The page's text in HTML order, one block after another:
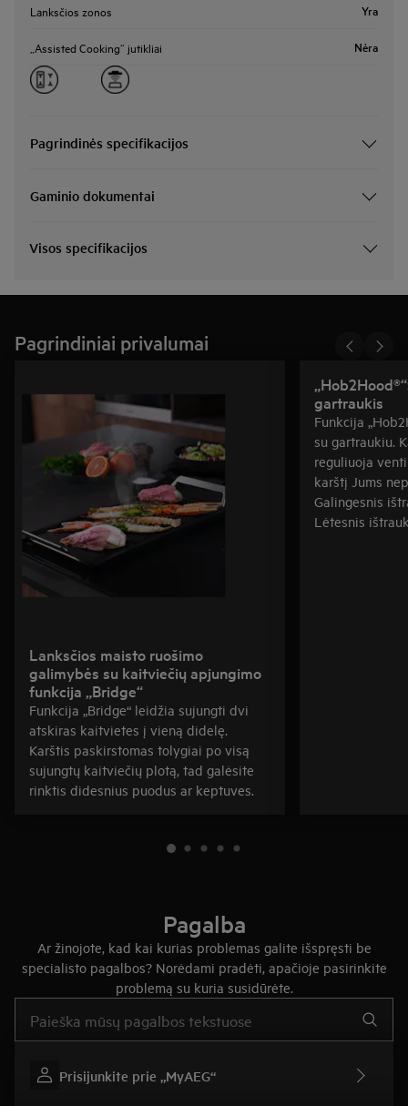
Lanksčios zonos Yra
„Assisted Cooking“ jutikliai Nėra
Pagrindinės specifikacijos
Gaminio dokumentai
Visos specifikacijos
Pagrindiniai privalumai
Lanksčios maisto ruošimo
galimybės su kaitviečių apjungimo
funkcija „Bridge“
Funkcija „Bridge“ leidžia sujungti dvi
atskiras kaitvietes į vieną didelę.
Karštis paskirstomas tolygiai po visą
sujungtų kaitviečių plotą, tad galėsite
rinktis didesnius puodus ar keptuves.
gartraukis
Funkcija
su gartraukiu.
reguliuoja
karštį Jums
Galingesnis
Lėtesnis
Pagalba
Ar žinojote, kad kai kurias problemas galite išspręsti be
specialisto pagalbos? Norėdami pradėti, apačioje pasirinkite
problemą su kuria susidūrėte.
Prisijunkite prie „MyAEG“